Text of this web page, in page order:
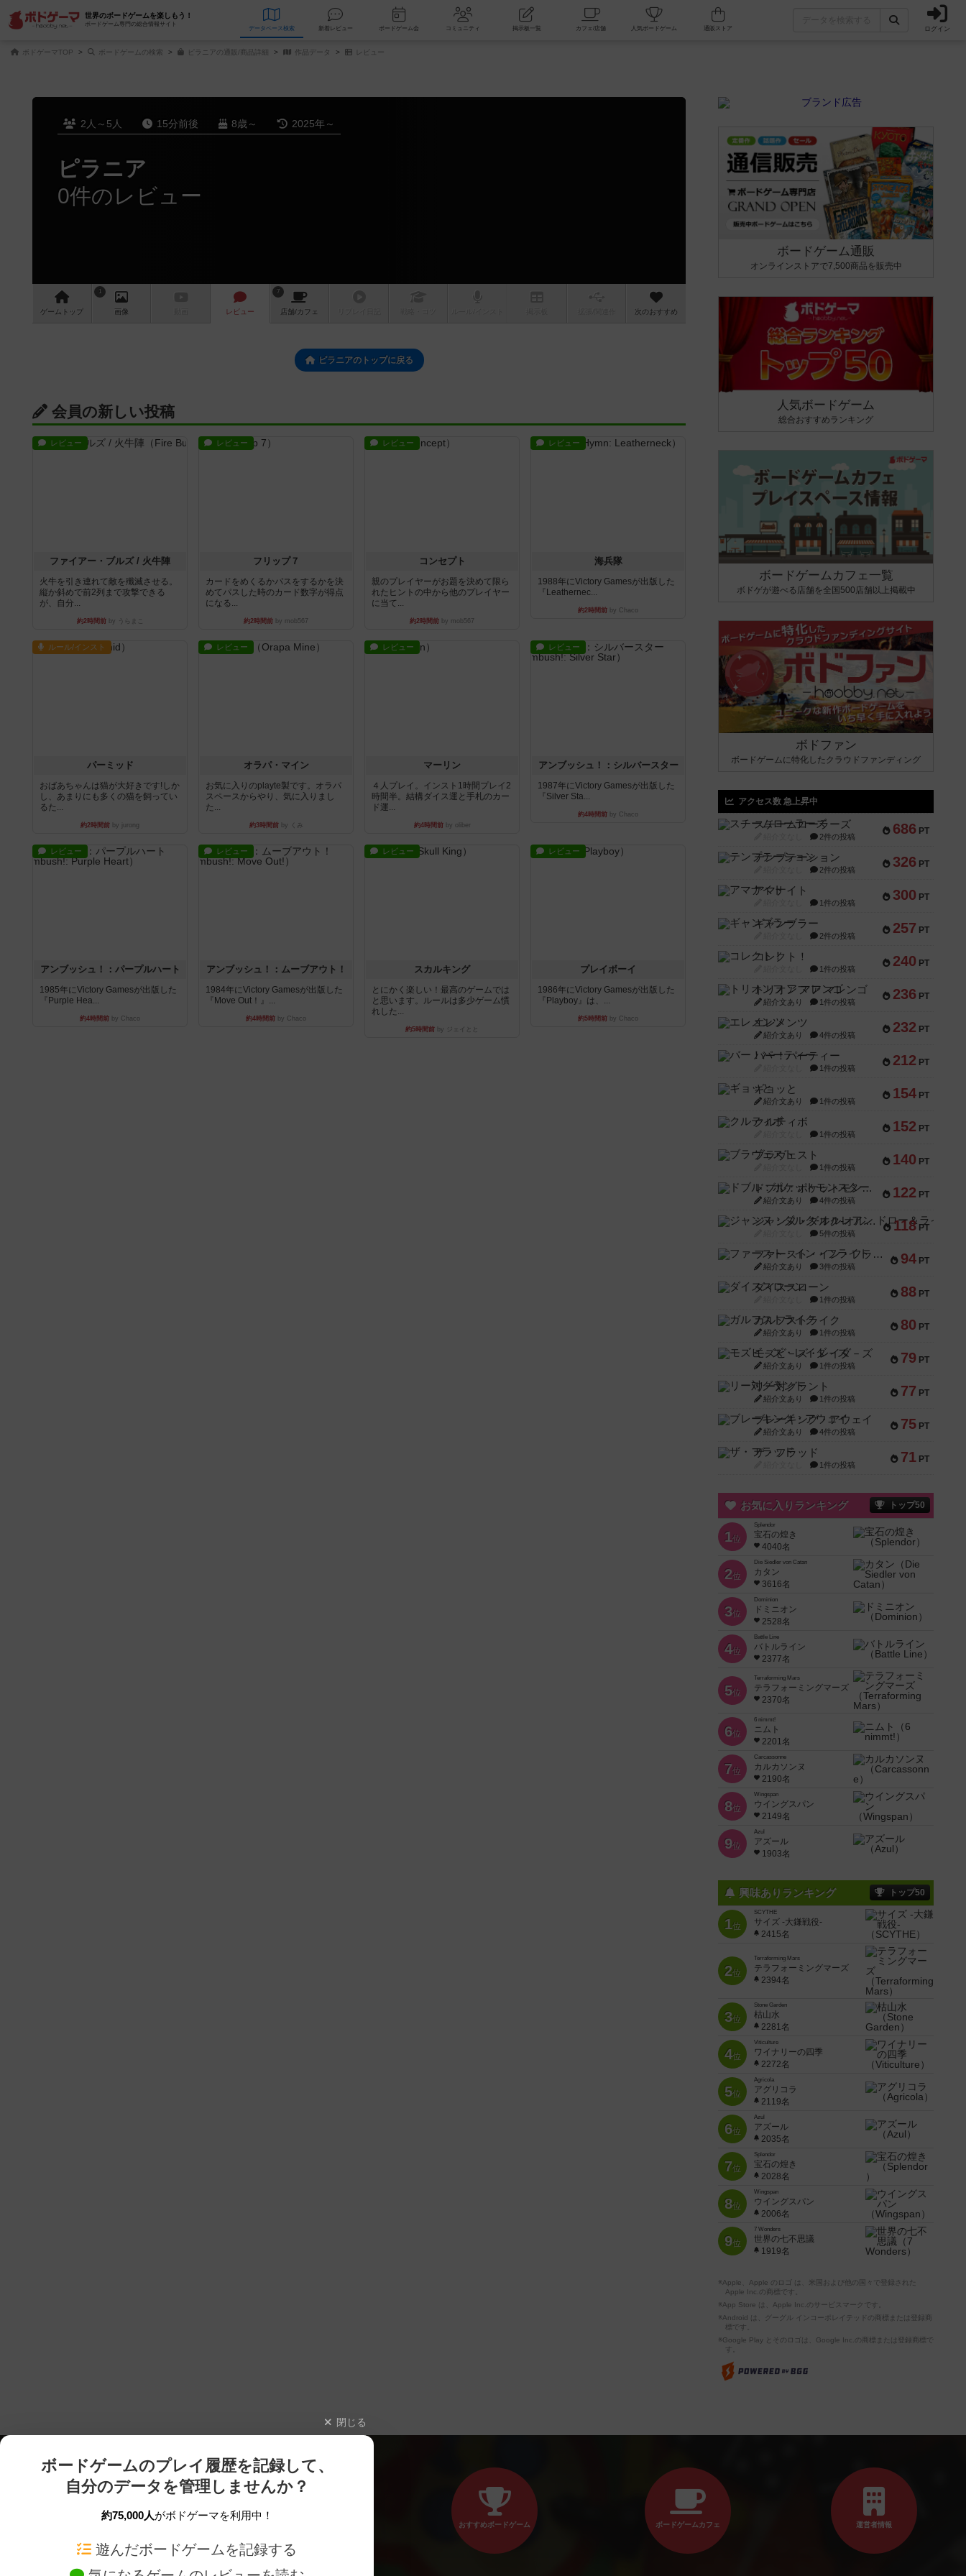
世界のボードゲームを楽しもう！
ボードゲーム専門の総合情報サイト
データベース 検索 新着レビュー ボードゲーム会 コミュニティ 掲示板一覧 カフェ/店舗 人気ボードゲーム ログイン
ボドゲーマTOP ボードゲームの検索 ピラニアの通販/商品詳細 作品データ レビュー
2人～5人 15分前後 8歳～ 2025年～
ピラニア
0件のレビュー
ゲーム トップ
1
画像 レビュー
7
店舗/カフェ 次のおすすめ
ピラニアのトップに戻る
会員の新しい投稿
レビュー
ファイアー・ブルズ / 火牛陣
火牛を引き連れて敵を殲滅させる。
縦か斜めで前2列まで攻撃できる
が、自分...
約2時間前by うらまこ
レビュー
フリップ７
カードをめくるかパスをするかを決
めてパスした時のカード数字が得点
になる...
約2時間前 by mob567
レビュー
コンセプト
親のプレイヤーがお題を決めて限ら
れたヒントの中から他のプレイヤー
に当て...
約2時間前 by mob567
レビュー
海兵隊
1988年にVictory Gamesが出版した
『Leathernec...
約2時間前 by Chaco
ルール/インスト
パーミッド
おばあちゃんは猫が大好きです!しか
し、あまりにも多くの猫を飼ってい
るた...
約2時間前 by jurong
レビュー
オラパ・マイン
お気に入りのplayte製です。オラパ
スペースからやり、気に入りまし
た...
約3時間前by くみ
レビュー
マーリン
４人プレイ。インスト1時間プレイ2
時間半。結構ダイス運と手札のカー
ド運...
約4時間前by oliber
レビュー
アンブッシュ！：シルバースター
1987年にVictory Gamesが出版した
『Silver Sta...
約4時間前 by Chaco
レビュー
アンブッシュ！：パープルハート
1985年にVictory Gamesが出版した
『Purple Hea...
約4時間前 by Chaco
レビュー
アンブッシュ！：ムーブアウト！
1984年にVictory Gamesが出版した
『Move Out！』...
約4時間前 by Chaco
レビュー
スカルキング
とにかく楽しい！最高のゲームでは
と思います。ルールは多少ゲーム慣
れした...
約5時間前 by ジェイとと
レビュー
プレイボーイ
1986年にVictory Gamesが出版した
『Playboy』は、...
約5時間前 by Chaco
ボードゲーム通販
オンラインストアで7,500商品を販売中
人気ボードゲーム
総合おすすめランキング
ボードゲームカフェ一覧
ボドゲが遊べる店舗を全国500店舗以上掲載中
ボドファン
ボードゲームに特化したクラウドファンディング
アクセス数 急上昇中
686 PT
スチームローラーズ
2件の投稿
326 PT
テンプテーション
2件の投稿
300 PT
アマナイト
1件の投稿
257 PT
ギャンブラー
2件の投稿
240 PT
コレクト！
1件の投稿
236 PT
トリオンフ ア マレンゴ
紹介文あり 1件の投稿
232 PT
エレメンツ
紹介文あり 4件の投稿
212 PT
バー！パーティー
1件の投稿
154 PT
ギョッと
紹介文あり 1件の投稿
152 PT
クルティボ
1件の投稿
140 PT
ブラヴェスト
1件の投稿
122 PT
ドブル：ポケットモンスター
紹介文あり 4件の投稿
118 PT
ジャンヌ・ダルク-オルレアン ドロー＆ライト
5件の投稿
94 PT
ファースト・イン・フライト
紹介文あり 3件の投稿
88 PT
ダイススローン
1件の投稿
80 PT
ガルフストライク
紹介文あり 1件の投稿
79 PT
モズビ－ズ・レイダ－ズ
紹介文あり 1件の投稿
77 PT
リー対グラント
紹介文あり 1件の投稿
75 PT
ブレーキング・アウェイ
紹介文あり 4件の投稿
71 PT
ザ・フラッド
1件の投稿
お気に入りランキング トップ50
1位
Splendor
宝石の煌き
4040名
2位
Die Siedler von Catan
カタン
3616名
3位
Dominion
ドミニオン
2528名
4位
Battle Line
バトルライン
2377名
5位
Terraforming Mars
テラフォーミングマーズ
2370名
6位
6 nimmt!
ニムト
2201名
7位
Carcassonne
カルカソンヌ
2190名
8位
Wingspan
ウイングスパン
2149名
9位
Azul
アズール
1903名
興味ありランキング トップ50
1位
SCYTHE
サイズ -大鎌戦役-
2415名
2位
Terraforming Mars
テラフォーミングマーズ
2394名
3位
Stone Garden
枯山水
2281名
4位
Viticulture
ワイナリーの四季
2272名
5位
Agricola
アグリコラ
2119名
6位
Azul
アズール
2035名
7位
Splendor
宝石の煌き
2028名
8位
Wingspan
ウイングスパン
2006名
9位
7 Wonders
世界の七不思議
1919名
※Apple、Apple のロゴ は、米国および他の国々で登録された
Apple Inc.の商標です。
※App Store は、Apple Inc.のサービスマークです。
※Android は、グーグル インコーポレイテッドの商標または登録商
標です。
※Google Play とそのロゴは、Google Inc.の商標または登録商標で
す。
閉じる
ボードゲームのプレイ履歴を記録して、
自分のデータを管理しませんか？
約75,000人がボドゲーマを利用中！
遊んだボードゲームを記録する
おすすめボードゲーム ボードゲームカフェ 運営者情報